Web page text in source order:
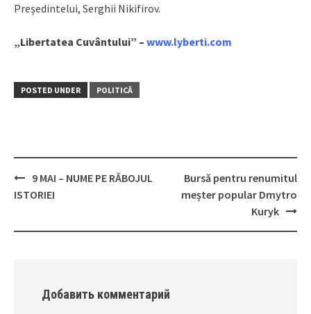
Președintelui, Serghii Nikifirov.
„Libertatea Cuvântului” – www.lyberti.com
POSTED UNDER POLITICĂ
Post
9 MAI – NUME PE RĂBOJUL
ISTORIEI
Bursă pentru renumitul
meșter popular Dmytro
Kuryk
Добавить комментарий